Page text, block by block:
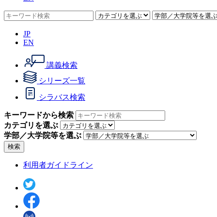
JP
EN
講義検索
シリーズ一覧
シラバス検索
キーワードから検索
カテゴリを選ぶ
学部／大学院等を選ぶ
検索
利用者ガイドライン